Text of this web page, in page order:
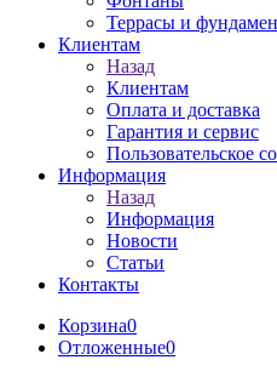
Террасы и
Клиентам
Назад
Клиентам
Оплата и доставка
Гарантия и сервис
Пользовательское
Информация
Назад
Информация
Новости
Статьи
Контакты
Корзина0
Отложенные0